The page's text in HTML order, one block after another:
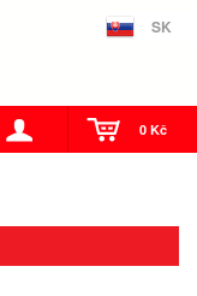
SK
0 Kč